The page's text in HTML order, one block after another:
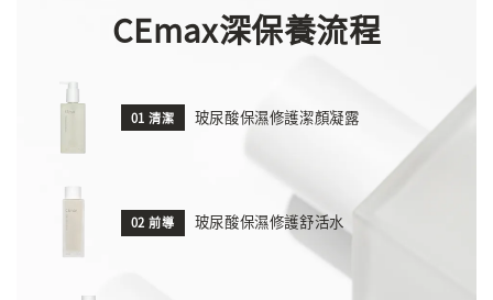
CEmax深保養流程
01 清潔 玻尿酸保濕修護潔顏凝露
02 前導 玻尿酸保濕修護舒活水